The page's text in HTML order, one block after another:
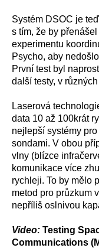
Systém DSOC je
s tím, že by
experimentu
Psycho, aby
První test byl
další testy, v
Laserová
data 10 až 100krát
nejlepší systémy
sondami. V obou
vlny (blízce
komunikace více
rychleji. To by mělo
metod pro průzkum
nepříliš oslnivou
Video: Testing
Communications